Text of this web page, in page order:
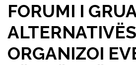
FORUMI I
ALTERNATIVËS
ORGANIZOI